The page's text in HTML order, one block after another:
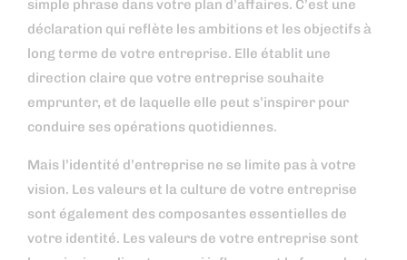
simple phrase dans votre plan d’affaires. C’est une
déclaration qui reflète les ambitions et les objectifs à
long terme de votre entreprise. Elle établit une
direction claire que votre entreprise souhaite
emprunter, et de laquelle elle peut s’inspirer pour
conduire ses opérations quotidiennes.
Mais l’identité d’entreprise ne se limite pas à votre
vision. Les valeurs et la culture de votre entreprise
sont également des composantes essentielles de
votre identité. Les valeurs de votre entreprise sont